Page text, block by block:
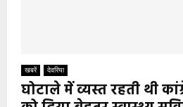
खबरें देवरिया
घोटाले में व्यस्त रहती थी